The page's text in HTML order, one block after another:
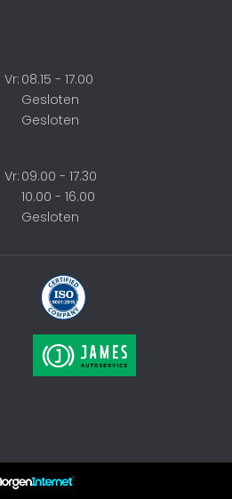
08.15 - 17.00
Gesloten
Gesloten
09.00 - 17.30
10.00 - 16.00
Gesloten